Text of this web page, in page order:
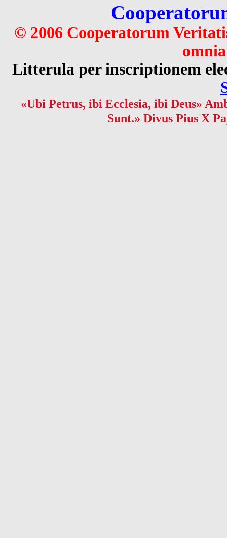
© 2006 Cooperatorum
Litterula per inscriptionem
«Ubi Petrus, ibi Ecclesia, ibi Deus»
Sunt.» Divus Pius X